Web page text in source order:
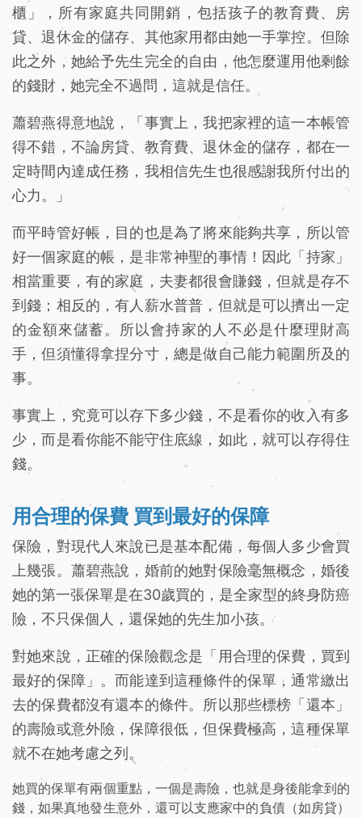
櫃」，所有家庭共同開銷，包括孩子的教育費、房
貸、退休金的儲存、其他家用都由她一手掌控。但除
此之外，她給予先生完全的自由，他怎麼運用他剩餘
的錢財，她完全不過問，這就是信任。
蕭碧燕得意地說，「事實上，我把家裡的這一本帳管
得不錯，不論房貸、教育費、退休金的儲存，都在一
定時間內達成任務，我相信先生也很感謝我所付出的
心力。」
而平時管好帳，目的也是為了將來能夠共享，所以管
好一個家庭的帳，是非常神聖的事情！因此「持家」
相當重要，有的家庭，夫妻都很會賺錢，但就是存不
到錢；相反的，有人薪水普普，但就是可以擠出一定
的金額來儲蓄。所以會持家的人不必是什麼理財高
手，但須懂得拿捏分寸，總是做自己能力範圍所及的
事。
事實上，究竟可以存下多少錢，不是看你的收入有多
少，而是看你能不能守住底線，如此，就可以存得住
錢。
用合理的保費 買到最好的保障
保險，對現代人來說已是基本配備，每個人多少會買
上幾張。蕭碧燕說，婚前的她對保險毫無概念，婚後
她的第一張保單是在30歲買的，是全家型的終身防癌
險，不只保個人，還保她的先生加小孩。
對她來說，正確的保險觀念是「用合理的保費，買到
最好的保障」。而能達到這種條件的保單，通常繳出
去的保費都沒有還本的條件。所以那些標榜「還本」
的壽險或意外險，保障很低，但保費極高，這種保單
就不在她考慮之列。
她買的保單有兩個重點，一個是壽險，也就是身後能拿到的
錢，如果真地發生意外，還可以支應家中的負債（如房貸）